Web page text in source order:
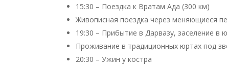
15:30 – Поездка к Вратам Ада (300 км)
Живописная поездка через меняющиеся
19:30 – Прибытие в Дарвазу, заселение в
Проживание в традиционных юртах под
20:30 – Ужин у костра